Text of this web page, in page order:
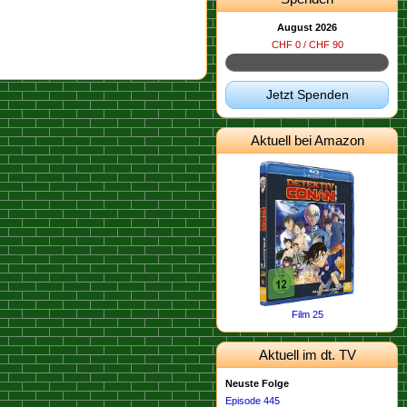
August 2026
CHF 0 / CHF 90
Jetzt Spenden
Aktuell bei Amazon
Film 25
Aktuell im dt. TV
Neuste Folge
Episode 445